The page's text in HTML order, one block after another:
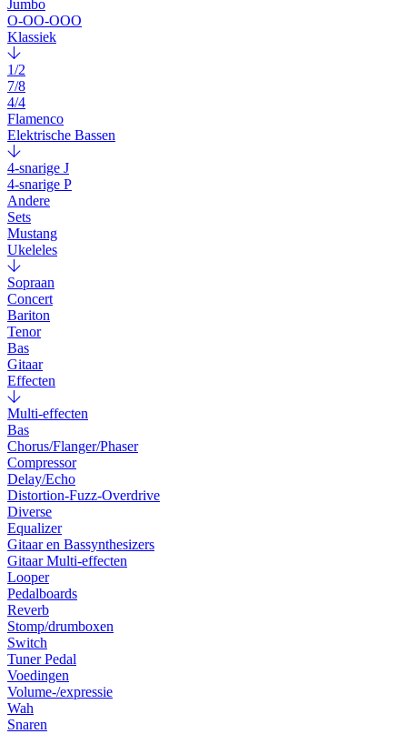
Jumbo
O-OO-OOO
Klassiek
1/2
7/8
4/4
Flamenco
Elektrische Bassen
4-snarige J
4-snarige P
Andere
Sets
Mustang
Ukeleles
Sopraan
Concert
Bariton
Tenor
Bas
Gitaar
Effecten
Multi-effecten
Bas
Chorus/Flanger/Phaser
Compressor
Delay/Echo
Distortion-Fuzz-Overdrive
Diverse
Equalizer
Gitaar en Bassynthesizers
Gitaar Multi-effecten
Looper
Pedalboards
Reverb
Stomp/drumboxen
Switch
Tuner Pedal
Voedingen
Volume-/expressie
Wah
Snaren